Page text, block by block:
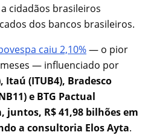
cidadãos brasileiros
dos bancos brasileiros.
caiu 2,10%— o pior
— influenciado por
Itaú (ITUB4), Bradesco
e BTG Pactual
juntos, R$ 41,98 bilhões em
a consultoria Elos Ayta.